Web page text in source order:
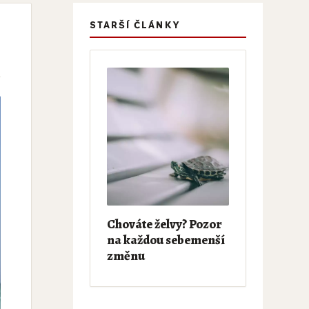
STARŠÍ ČLÁNKY
Chováte želvy? Pozor
na každou sebemenší
změnu